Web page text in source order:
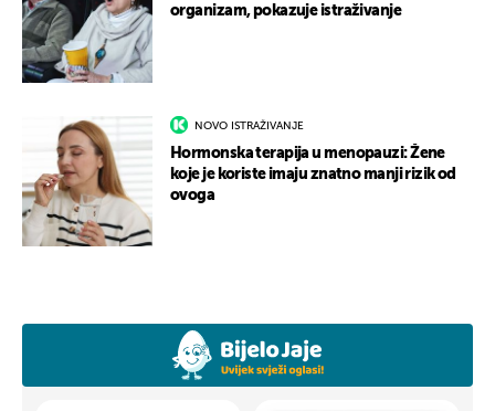
organizam, pokazuje istraživanje
NOVO ISTRAŽIVANJE
Hormonska terapija u menopauzi: Žene
koje je koriste imaju znatno manji rizik od
ovoga